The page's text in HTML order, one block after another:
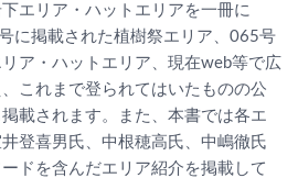
エリア・ハットエリアを一冊に
に掲載された植樹祭エリア、065号
ア・ハットエリア、現在web等で広
これまで登られてはいたものの公
載されます。また、本書では各エ
登喜男氏、中根穂高氏、中嶋徹氏
ドを含んだエリア紹介を掲載して